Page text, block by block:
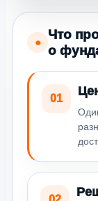
●
Что
о
01